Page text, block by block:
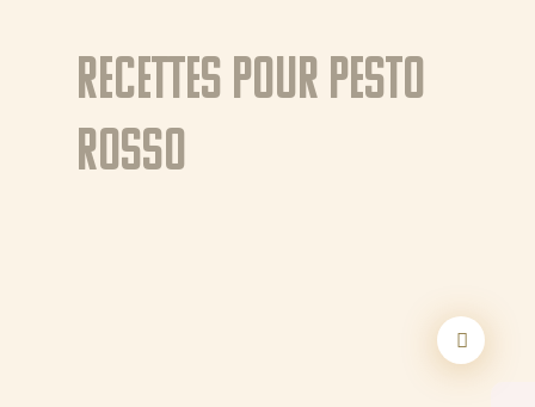
Recettes pour Pesto
Rosso
À propos de
NL (BE)
DE (DE)